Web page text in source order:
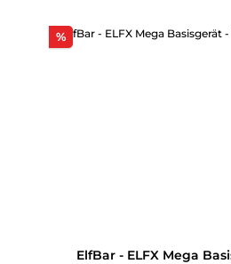
%Rabatt
ElfBar - ELFX Mega